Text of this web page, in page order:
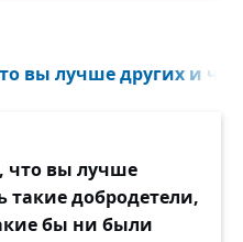
вы лучше других и что
что вы лучше
такие добродетели,
бы ни были